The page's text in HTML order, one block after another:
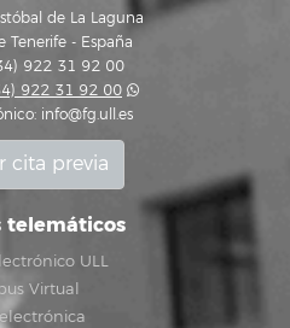
de La Laguna
Tenerife - España
922 31 92 00
922 31 92 00
info@fg.ull.es
cita previa
telemáticos
ULL
Virtual